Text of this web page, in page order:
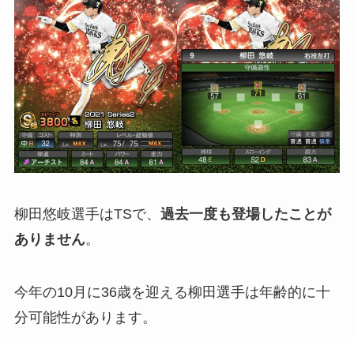
柳田悠岐選手はTSで、 過去一度も登場したことが
ありません。
今年の10月に36歳を迎える柳田選手は年齢的に十
分可能性があります。